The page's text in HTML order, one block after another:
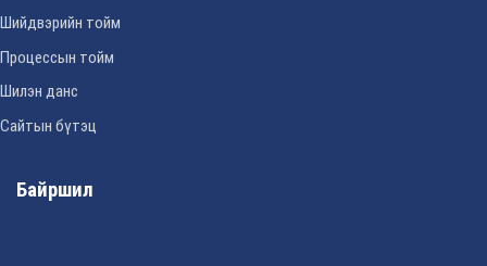
Шийдвэрийн тойм
Процессын тойм
Шилэн данс
Сайтын бүтэц
Байршил